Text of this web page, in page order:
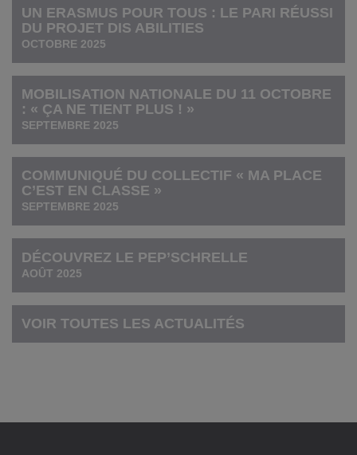
UN ERASMUS POUR TOUS : LE PARI RÉUSSI
DU PROJET DIS ABILITIES
OCTOBRE 2025
MOBILISATION NATIONALE DU 11 OCTOBRE
: « ÇA NE TIENT PLUS ! »
SEPTEMBRE 2025
COMMUNIQUÉ DU COLLECTIF « MA PLACE
C’EST EN CLASSE »
SEPTEMBRE 2025
DÉCOUVREZ LE PEP’SCHRELLE
AOÛT 2025
VOIR TOUTES LES ACTUALITÉS